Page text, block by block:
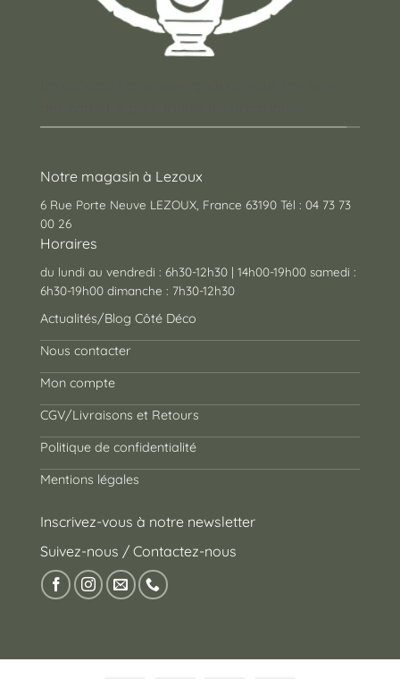
Notre magasin à Lezoux
6 Rue Porte Neuve LEZOUX, France 63190 Tél : 04 73 73
00 26
Horaires
du lundi au vendredi : 6h30-12h30 | 14h00-19h00 samedi :
6h30-19h00 dimanche : 7h30-12h30
Actualités/Blog Côté Déco
Nous contacter
Mon compte
CGV/Livraisons et Retours
Politique de confidentialité
Mentions légales
Inscrivez-vous à notre newsletter
Suivez-nous / Contactez-nous